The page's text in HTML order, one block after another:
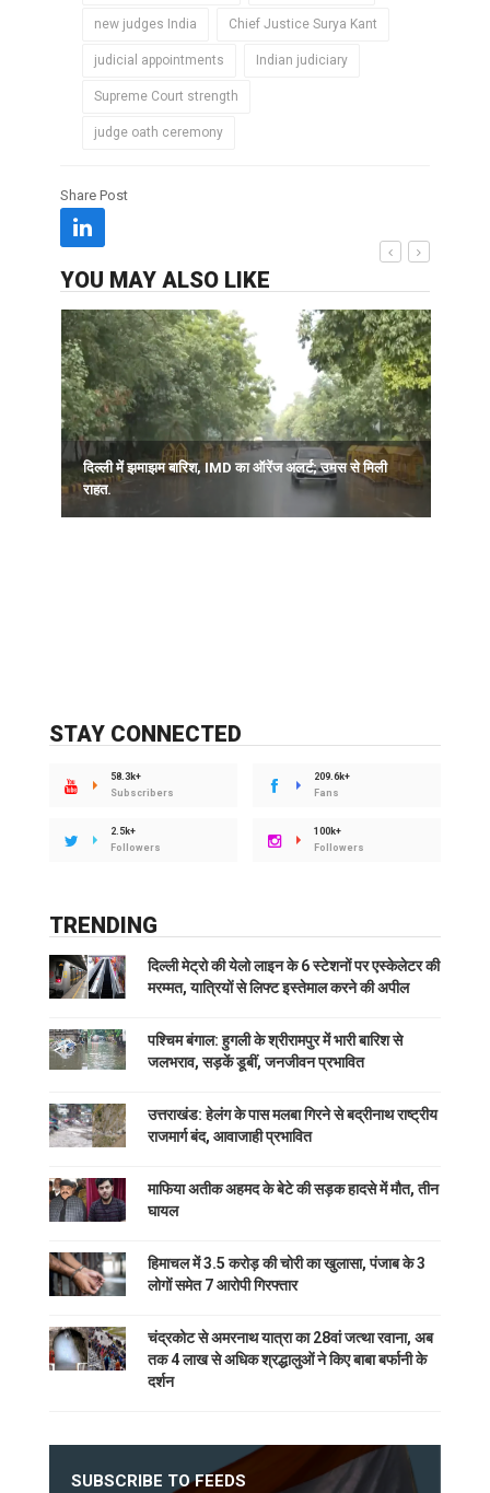
new judges India Chief Justice Surya Kant
judicial appointments Indian judiciary
Supreme Court strength
judge oath ceremony
Share Post
YOU MAY ALSO LIKE
दिल्ली में झमाझम बारिश, IMD का ऑरेंज अलर्ट; उमस से मिली
राहत.
STAY CONNECTED
58.3k+
Subscribers
209.6k+
Fans
2.5k+
Followers
100k+
Followers
TRENDING
दिल्ली मेट्रो की येलो लाइन के 6 स्टेशनों पर एस्केलेटर की
मरम्मत, यात्रियों से लिफ्ट इस्तेमाल करने की अपील
पश्चिम बंगाल: हुगली के श्रीरामपुर में भारी बारिश से
जलभराव, सड़कें डूबीं, जनजीवन प्रभावित
उत्तराखंड: हेलंग के पास मलबा गिरने से बद्रीनाथ राष्ट्रीय
राजमार्ग बंद, आवाजाही प्रभावित
माफिया अतीक अहमद के बेटे की सड़क हादसे में मौत, तीन
घायल
हिमाचल में 3.5 करोड़ की चोरी का खुलासा, पंजाब के 3
लोगों समेत 7 आरोपी गिरफ्तार
चंद्रकोट से अमरनाथ यात्रा का 28वां जत्था रवाना, अब
तक 4 लाख से अधिक श्रद्धालुओं ने किए बाबा बर्फानी के
दर्शन
SUBSCRIBE TO FEEDS